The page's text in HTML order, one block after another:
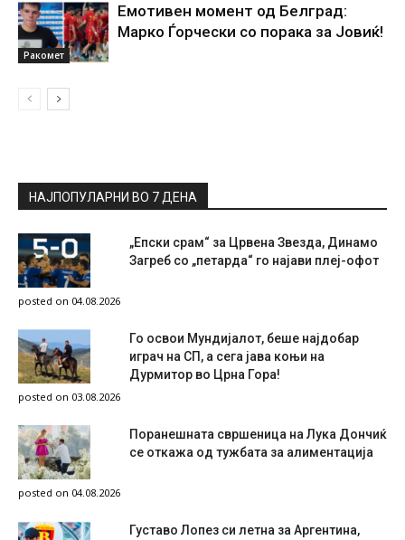
Ракомет
Емотивен момент од Белград:
Марко Ѓорчески со порака за Јовиќ!
НАЈПОПУЛАРНИ ВО 7 ДЕНА
„Епски срам“ за Црвена Звезда, Динамо
Загреб со „петарда“ го најави плеј-офот
posted on 04.08.2026
Го освои Мундијалот, беше најдобар
играч на СП, а сега јава коњи на
Дурмитор во Црна Гора!
posted on 03.08.2026
Поранешната свршеница на Лука Дончиќ
се откажа од тужбата за алиментација
posted on 04.08.2026
Густаво Лопез си летна за Аргентина,